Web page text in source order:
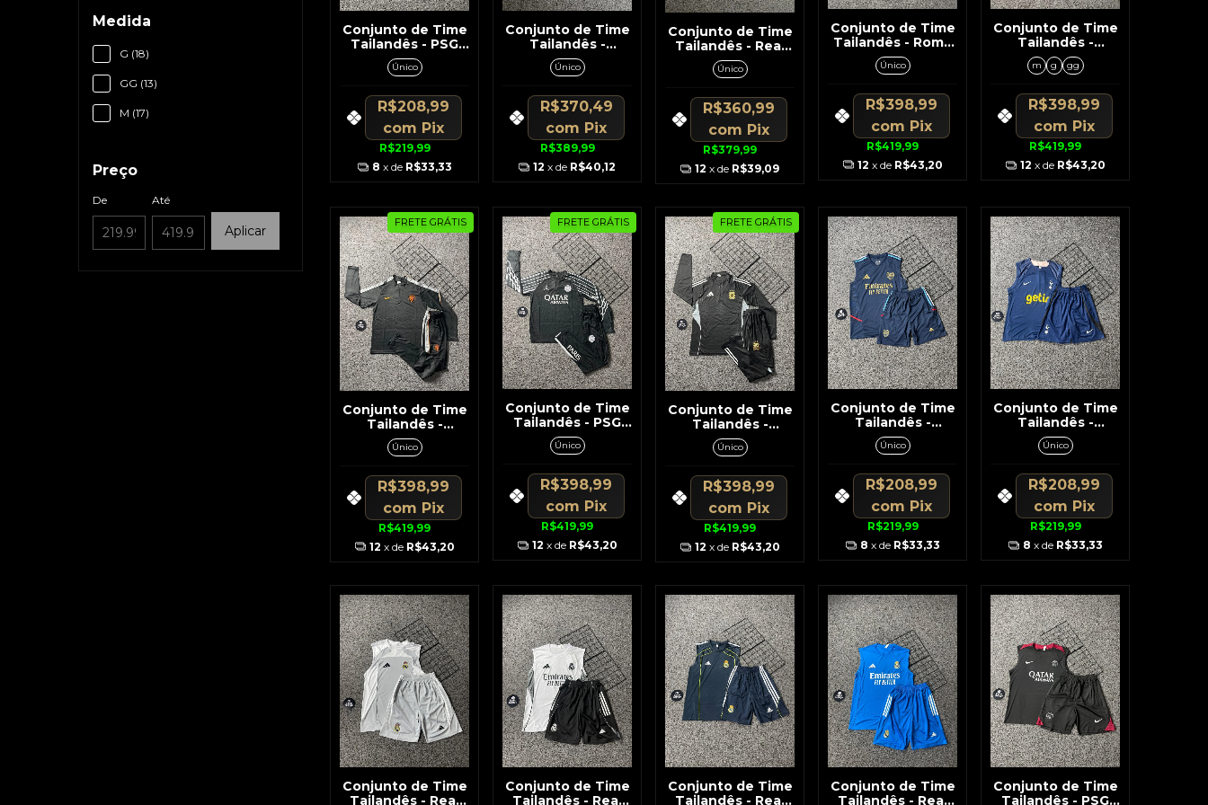
Medida
G (18)
GG (13)
M (17)
Preço
De Até
Aplicar
Conjunto de Time
Tailandês - PSG
Azul Escuro c/
Vermelho Regata /
Único
R$219,99
R$208,99
com Pix
8 x de R$33,33
Conjunto de Time
Tailandês -
Corinthians Preto
c/ Branco No
Único
R$389,99
R$370,49
com Pix
12 x de R$40,12
Conjunto de Time
Tailandês - Real
Madrid Branco c/
Detalhes Preto c/
Único
R$379,99
R$360,99
com Pix
12 x de R$39,09
Conjunto de Time
Tailandês - Roma
Vinho C/Detalhes
Laranja
Único
R$419,99
R$398,99
com Pix
12 x de R$43,20
Conjunto de Time
Tailandês -
Alemanha Preto
c/Detalhes Branco
m g gg
R$419,99
R$398,99
com Pix
12 x de R$43,20
FRETE GRÁTIS
Conjunto de Time
Tailandês -
Holanda Preto
C/Detalhes
Único
R$419,99
R$398,99
com Pix
12 x de R$43,20
FRETE GRÁTIS
Conjunto de Time
Tailandês - PSG
Preto e Branco C/
Simbolo do Jordan
Único
R$419,99
R$398,99
com Pix
12 x de R$43,20
FRETE GRÁTIS
Conjunto de Time
Tailandês -
Argentina Preto c/
Dourado
Único
R$419,99
R$398,99
com Pix
12 x de R$43,20
Conjunto de Time
Tailandês -
Arsenal Azul
Escuro Detalhes
Short
Único
R$219,99
R$208,99
com Pix
8 x de R$33,33
Conjunto de Time
Tailandês -
Tottenham Azul
Escuro c/ Rosa
Único
R$219,99
R$208,99
com Pix
8 x de R$33,33
Conjunto de Time
Tailandês - Real
Conjunto de Time
Tailandês - Real
Conjunto de Time
Tailandês - Real
Conjunto de Time
Tailandês - Real
Conjunto de Time
Tailandês - PSG